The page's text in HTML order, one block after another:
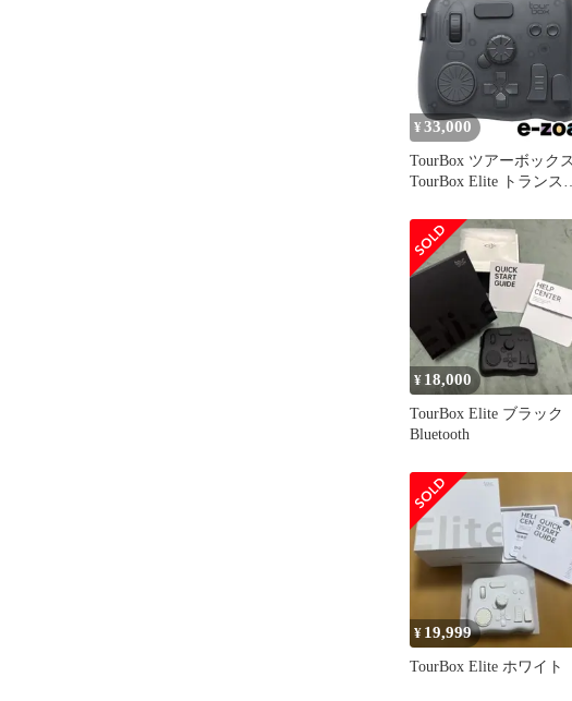
¥ 33,000
TourBox ツアーボックス
TourBox Elite トランスル
TOURBOXELITETSL
(2585121)
¥ 18,000
TourBox Elite ブラック
Bluetooth
¥ 19,999
TourBox Elite ホワイト